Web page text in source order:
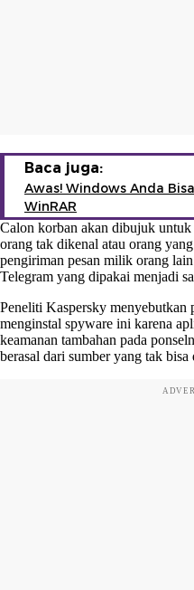
Baca juga:
Awas! Windows Anda
WinRAR
Calon korban akan dibujuk
orang tak dikenal atau orang
pengiriman pesan milik orang
Telegram yang dipakai menjadi
Peneliti Kaspersky menyebutkan
menginstal spyware ini karena
keamanan tambahan pada
berasal dari sumber yang tak bisa